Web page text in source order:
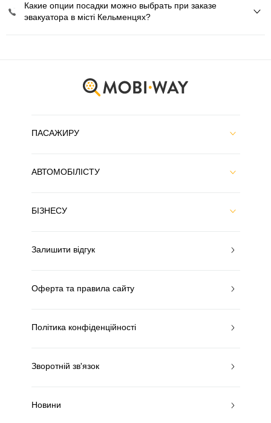
Какие опции посадки можно выбрать при заказе
эвакуатора в місті Кельменцях?
ПАСАЖИРУ
АВТОМОБІЛІСТУ
БІЗНЕСУ
Залишити відгук
Оферта та правила сайту
Політика конфіденційності
Зворотній зв'язок
Новини